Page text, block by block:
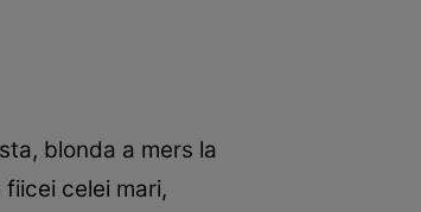
blonda a mers la
celei mari,